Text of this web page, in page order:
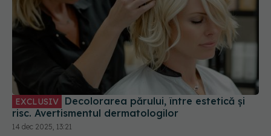
EXCLUSIV
risc. Avertismentul dermatologilor
14 dec 2025, 13:21